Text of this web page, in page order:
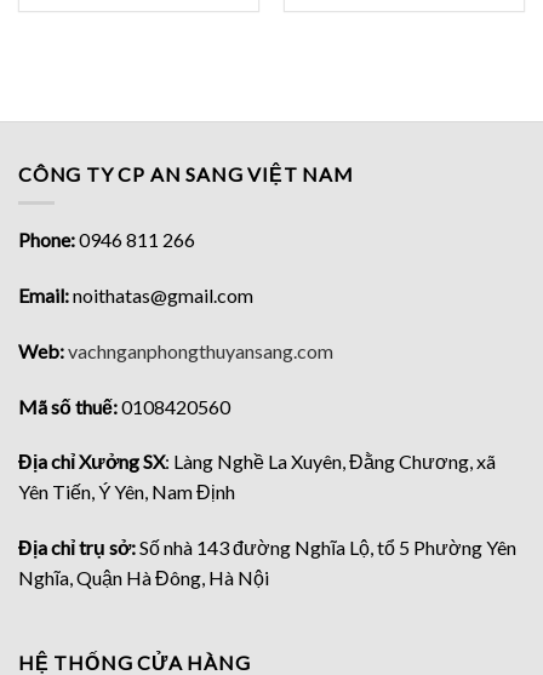
CÔNG TY CP AN SANG VIỆT NAM
Phone:0946 811 266
Email:noithatas@gmail.com
Web:vachnganphongthuyansang.com
Mã số thuế:0108420560
Địa chỉ Xưởng SX: Làng Nghề La Xuyên, Đằng Chương, xã
Yên Tiến, Ý Yên, Nam Định
Địa chỉ trụ sở:Số nhà 143 đường Nghĩa Lộ, tổ 5 Phường Yên
Nghĩa, Quận Hà Đông, Hà Nội
HỆ THỐNG CỬA HÀNG